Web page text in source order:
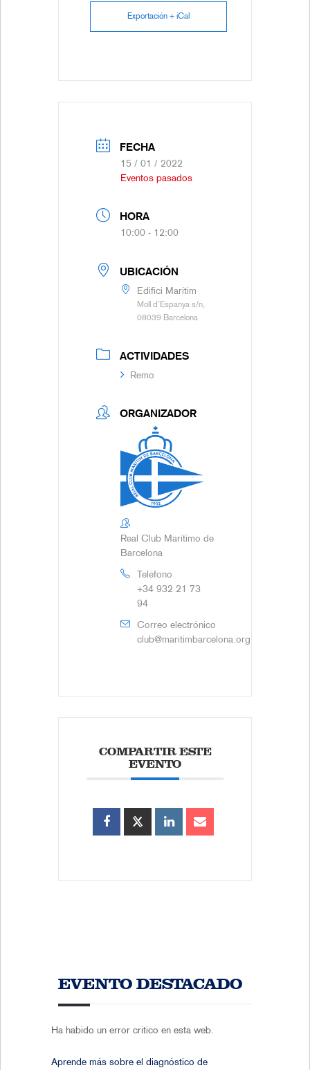
Exportación + iCal
FECHA
15 / 01 / 2022
Eventos pasados
HORA
10:00 - 12:00
UBICACIÓN
Edifici Marítim
Moll d’Espanya s/n,
08039 Barcelona
ACTIVIDADES
Remo
ORGANIZADOR
Real Club Marítimo de
Barcelona
Teléfono
+34 932 21 73
94
Correo electrónico
club@maritimbarcelona.org
COMPARTIR ESTE
EVENTO
EVENTO DESTACADO
Ha habido un error crítico en esta web.
Aprende más sobre el diagnóstico de